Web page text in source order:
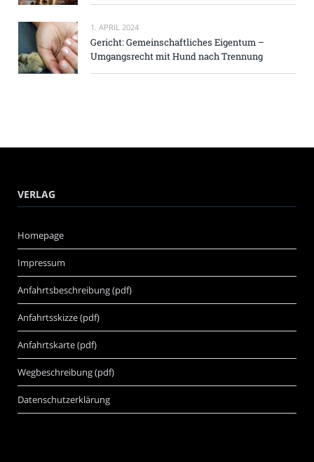
1. APRIL 2024
Gericht: Gemeinschaftliches Eigentum –
Umgangsrecht mit Hund nach Trennung
VERLAG
Homepage
Impressum
Anfahrtsbeschreibung (pdf)
Anfahrtsskizze (pdf)
Anfahrtskarte (pdf)
Wegbeschreibung (pdf)
Datenschutzerklärung